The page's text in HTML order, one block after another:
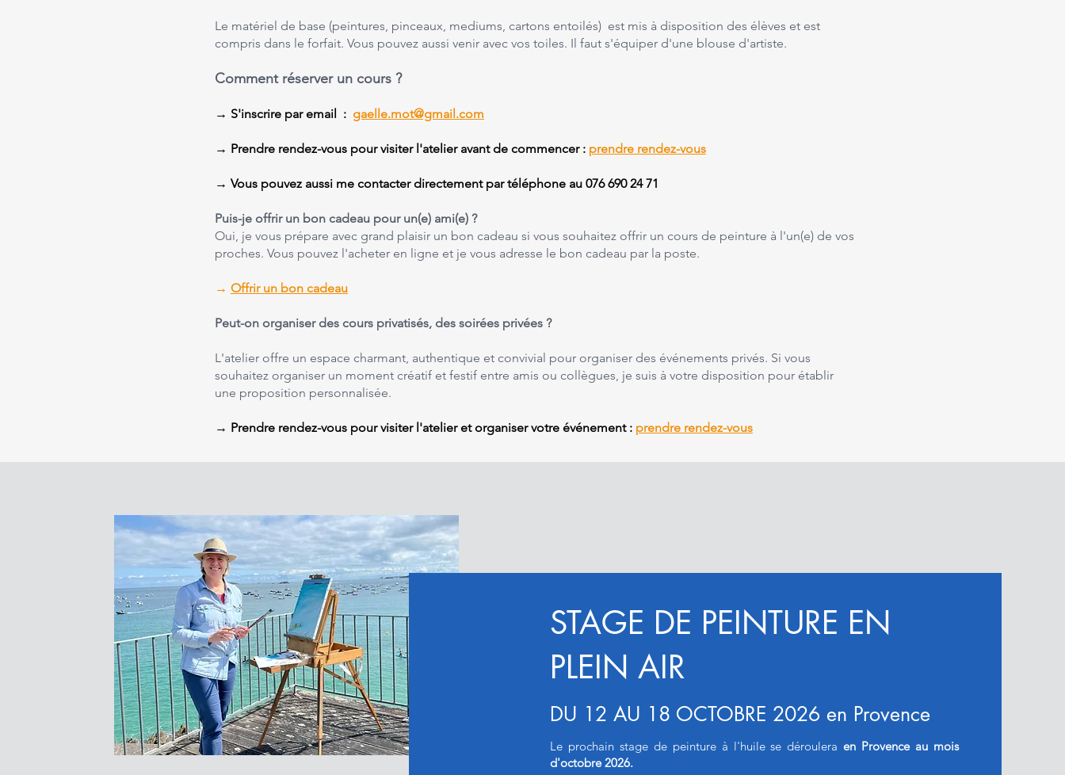
Le matériel de base (peintures, pinceaux, mediums, cartons entoilés) est mis à disposition des élèves et est
compris dans le forfait. Vous pouvez aussi venir avec vos toiles. Il faut s'équiper d'une blouse d'artiste.
Comment réserver un cours ?
→ S'inscrire par email : gaelle.mot@gmail.com
→ Prendre rendez-vous pour visiter l'atelier avant de commencer : prendre rendez-vous
→ Vous pouvez aussi me contacter directement par téléphone au 076 690 24 71
Puis-je offrir un bon cadeau pour un(e) ami(e) ?
Oui, je vous prépare avec grand plaisir un bon cadeau si vous souhaitez offrir un cours de peinture à l'un(e) de vos
proches. Vous pouvez l'acheter en ligne et je vous adresse le bon cadeau par la poste.
→ Offrir un bon cadeau
Peut-on organiser des cours privatisés, des soirées privées ?
L'atelier offre un espace charmant, authentique et convivial pour organiser des événements privés. Si vous
souhaitez organiser un moment créatif et festif entre amis ou collègues, je suis à votre disposition pour établir
une proposition personnalisée.
→ Prendre rendez-vous pour visiter l'atelier et organiser votre événement : prendre rendez-vous
STAGE DE PEINTURE EN
PLEIN AIR
DU 12 AU 18 OCTOBRE 2026 en Provence
Le prochain stage de peinture à l'huile se dérouleraen Provence au mois
d'octobre 2026.